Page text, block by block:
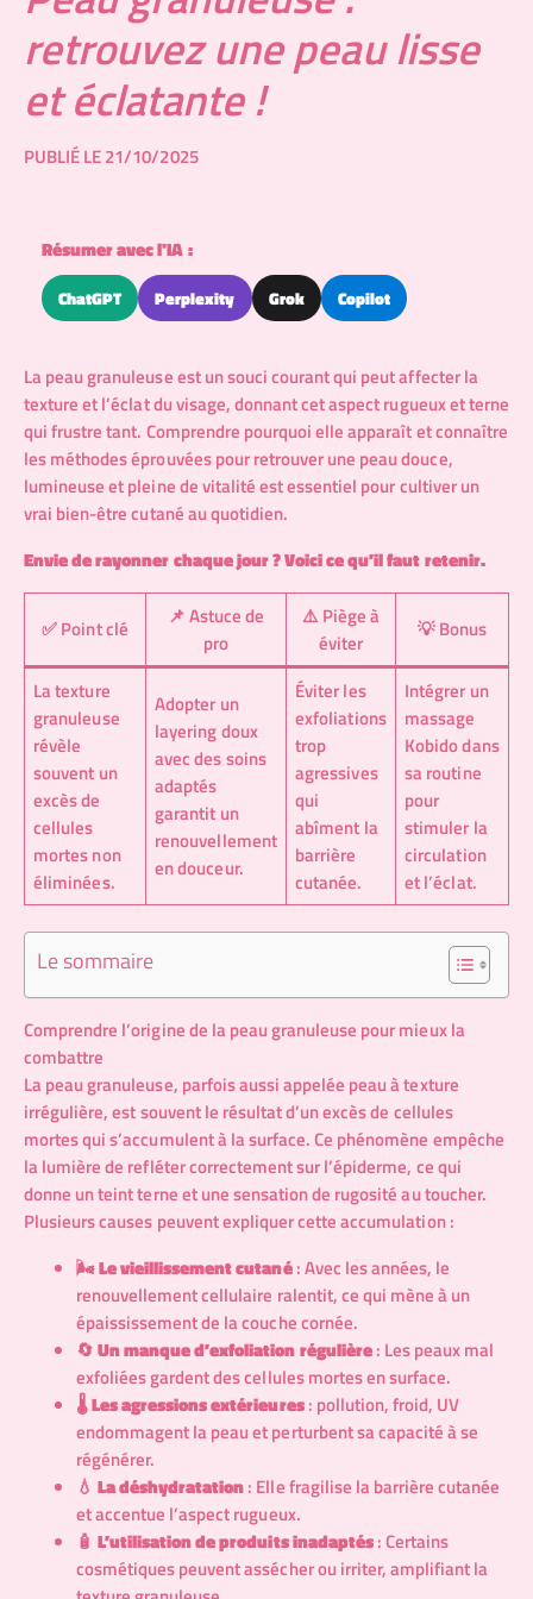
retrouvez une peau lisse
et éclatante !
PUBLIÉ LE 21/10/2025
Résumer avec l'IA :
ChatGPT Perplexity Grok Copilot
La peau granuleuse est un souci courant qui peut affecter la
texture et l’éclat du visage, donnant cet aspect rugueux et terne
qui frustre tant. Comprendre pourquoi elle apparaît et connaître
les méthodes éprouvées pour retrouver une peau douce,
lumineuse et pleine de vitalité est essentiel pour cultiver un
vrai bien-être cutané au quotidien.
Envie de rayonner chaque jour ? Voici ce qu’il faut retenir.
✅ Point clé
📌 Astuce de
pro
⚠️ Piège à
éviter
💡 Bonus
La texture
granuleuse
révèle
souvent un
excès de
cellules
mortes non
éliminées.
Adopter un
layering doux
avec des soins
adaptés
garantit un
renouvellement
en douceur.
Éviter les
exfoliations
trop
agressives
qui
abîment la
barrière
cutanée.
Intégrer un
massage
Kobido dans
sa routine
pour
stimuler la
circulation
et l’éclat.
Le sommaire
Comprendre l’origine de la peau granuleuse pour mieux la
combattre
La peau granuleuse, parfois aussi appelée peau à texture
irrégulière, est souvent le résultat d’un excès de cellules
mortes qui s’accumulent à la surface. Ce phénomène empêche
la lumière de refléter correctement sur l’épiderme, ce qui
donne un teint terne et une sensation de rugosité au toucher.
Plusieurs causes peuvent expliquer cette accumulation :
🌬️Le vieillissement cutané: Avec les années, le
renouvellement cellulaire ralentit, ce qui mène à un
épaississement de la couche cornée.
🔄Un manque d’exfoliation régulière: Les peaux mal
exfoliées gardent des cellules mortes en surface.
🌡️Les agressions extérieures: pollution, froid, UV
endommagent la peau et perturbent sa capacité à se
régénérer.
💧 La déshydratation: Elle fragilise la barrière cutanée
et accentue l’aspect rugueux.
🧴 L’utilisation de produits inadaptés: Certains
cosmétiques peuvent assécher ou irriter, amplifiant la